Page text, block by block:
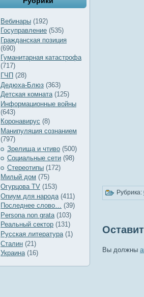
Вебинары (192)
Госуправление (535)
Гражданская позиция
(690)
Гуманитарная катастрофа
(717)
ГЧП (28)
Дедюха-Блюз (363)
Детская комната(125)
Информационные войны
(643)
Коронавирус (8)
Манипуляция сознанием
(797)
Зрелища и чтиво (500)
Социальные сети (98)
Стереотипы (172)
Милый дом (75)
Огурцова TV (153)
Опиум для народа (411)
Последнее слово… (39)
Рersona non grata (103)
Реальный сектор (131)
Русская литература (1)
Сталин (21)
Украина(16)
Рубрика:
Вы должны